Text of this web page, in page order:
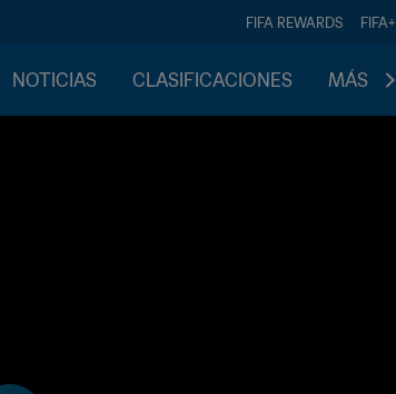
FIFA REWARDS FIFA+
NOTICIAS CLASIFICACIONES MÁS